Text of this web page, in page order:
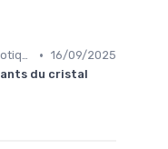
Espèces rares et exotiques • 16/09/2025
du cristal